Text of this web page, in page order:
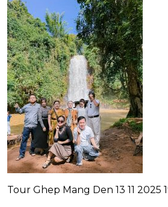
Tour Ghep Mang Den 13 11 2025